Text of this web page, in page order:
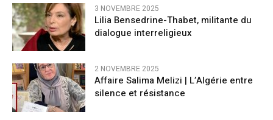
3 NOVEMBRE 2025
Lilia Bensedrine-Thabet, militante du
dialogue interreligieux
2 NOVEMBRE 2025
Affaire Salima Melizi | L’Algérie entre
silence et résistance